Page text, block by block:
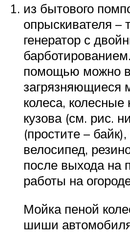
из бытового
опрыскивателя –
генератор с
помощью можно
загрязняющиеся
колеса,
кузова (см. рис.
(простите –
велосипед,
после выхода на
работы на
Мойка пеной
шиши